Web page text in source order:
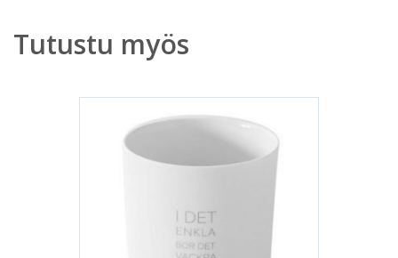
Tutustu myös